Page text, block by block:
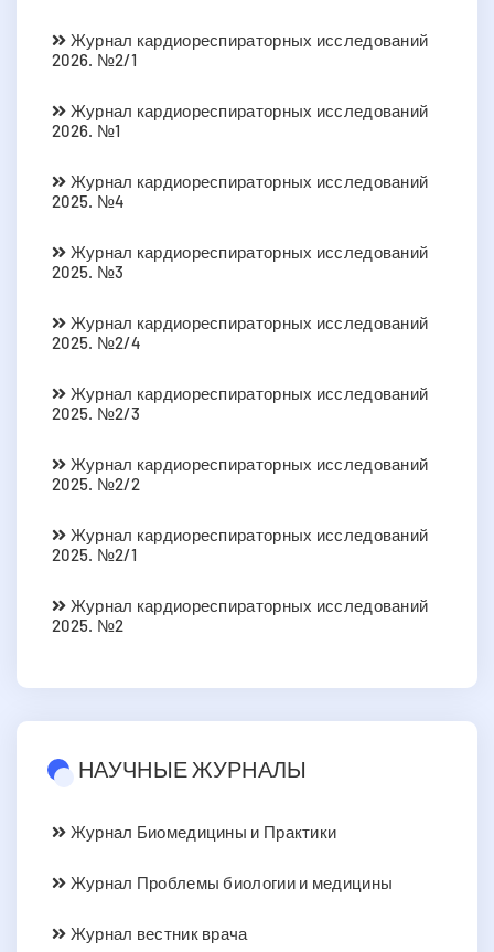
Журнал кардиореспираторных исследований
2026. №2/1
Журнал кардиореспираторных исследований
2026. №1
Журнал кардиореспираторных исследований
2025. №4
Журнал кардиореспираторных исследований
2025. №3
Журнал кардиореспираторных исследований
2025. №2/4
Журнал кардиореспираторных исследований
2025. №2/3
Журнал кардиореспираторных исследований
2025. №2/2
Журнал кардиореспираторных исследований
2025. №2/1
Журнал кардиореспираторных исследований
2025. №2
НАУЧНЫЕ ЖУРНАЛЫ
Журнал Биомедицины и Практики
Журнал Проблемы биологии и медицины
Журнал вестник врача